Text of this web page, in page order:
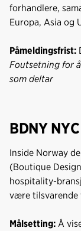
forhandlere,
Europa, Asia og
Påmeldingsfrist:
Foutsetning for
som deltar
BDNY
Inside Norway
(Boutique
hospitality-
være tilsvarende
Målsetting: Å